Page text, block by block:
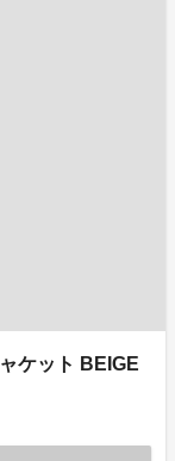
ケット BEIGE